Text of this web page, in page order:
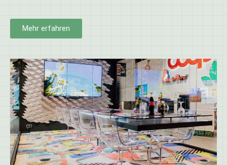
Mehr erfahren